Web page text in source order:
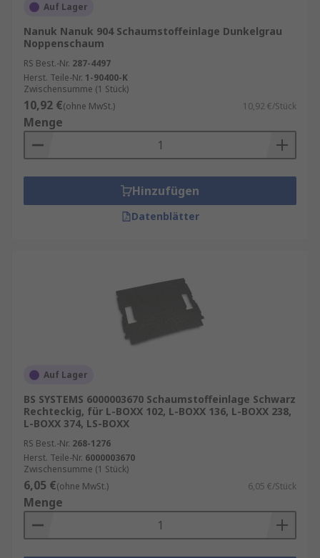
Auf Lager
Nanuk Nanuk 904 Schaumstoffeinlage Dunkelgrau
Noppenschaum
RS Best.-Nr. 287-4497
Herst. Teile-Nr. 1-90400-K
Zwischensumme (1 Stück)
10,92 €(ohne MwSt.) 10,92 €/Stück
Menge
Hinzufügen
Datenblätter
Auf Lager
BS SYSTEMS 6000003670 Schaumstoffeinlage Schwarz
Rechteckig, für L-BOXX 102, L-BOXX 136, L-BOXX 238,
L-BOXX 374, LS-BOXX
RS Best.-Nr. 268-1276
Herst. Teile-Nr. 6000003670
Zwischensumme (1 Stück)
6,05 €(ohne MwSt.) 6,05 €/Stück
Menge